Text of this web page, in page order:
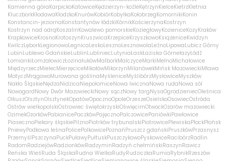
Kamienna góraKarpickoKatowiceKędzierzyn-koźleKętrzynKielceKietrzKletnia
KluczborkKłodawaKłodzkoKnurówKobiórKobyłkaKołobrzegKomornikiKonin
Konstancin-jeziornaKonstantynów łódzkiKórnikKościerzynaKostrzyn
Kostrzyn nad odrąKoszalinKowalewo pomorskieKoziegłowyKozieniceKozyKraków
KrapkowiceKrosnoKrotoszynKruszwicaKrzepiceKrzyszkowoKsiążeniceKwidzyn
KwilczLęborkLegionowoLegnicaLeskoLesznoLesznowolaLeźnoLipowaLubicz Górny
LubinLublewo GdańskieLublinLubliniecLutyniaŁaskŁaziska GórnełazyŁódź
ŁomiankiŁomżałowiczŁozinałukówMalborkMalczyceMarkiMełnoMichałowice
MiędzyrzeczMielecMierzęciceMikołówMikorzynMilanówekMińsk MazowieckiMława
MotyczMrągowoMurowana goślinaMyśleniceMyślibórzMysłowiceMyszków
Nakło ŚląskieNędzaNidzicaNiepołomiceNowa IwicznaNowa rudaNowa sól
NowogardNowy Dwór MazowieckiNowy sączNowy targNysaOgrodzieniecOleśnica
OlkuszOlsztynOlsztynekOpatówOpocznoOpoleOrzeszeOsielskoOsowiecOstróda
Ostrów wielkopolskiOstrowiec świętokrzyskiOświęcimOtwockOżarów mazowiecki
OzimekOzorkówPabianicePaczkówPajęcznoPalczowicePaniówkiPawłowice
PiasecznoPiekary śląskiePilznoPiotrków trybunalskiPiotrowicePlewiskaPłockPłońsk
PniewyPodkowa leśnaPolicePolkowicePoznańPruszcz gdańskiPruszkówPrzasnysz
PrzemyślPszczynaPuckPuławyPułtuskPuszczykowoPyskowiceRacibórzRadlin
RadomRadziejówRadzionkówRadzyminRadzyń chełmińskiRaszynRawicz
Reńska WieśRuda ŚląskaRudna WielkaRudyRudziczkaRumiaRybnikRzeszów